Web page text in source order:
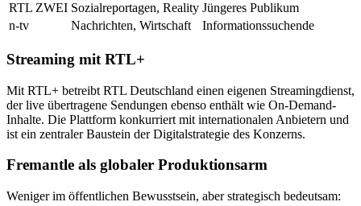
RTL ZWEI Sozialreportagen, Reality Jüngeres Publikum
n-tv
Nachrichten, Wirtschaft Informationssuchende
Streaming mit RTL+
Mit RTL+ betreibt RTL Deutschland einen eigenen Streamingdienst,
der live übertragene Sendungen ebenso enthält wie On-Demand-
Inhalte. Die Plattform konkurriert mit internationalen Anbietern und
ist ein zentraler Baustein der Digitalstrategie des Konzerns.
Fremantle als globaler Produktionsarm
Weniger im öffentlichen Bewusstsein, aber strategisch bedeutsam: